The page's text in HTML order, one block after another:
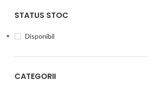
STATUS STOC
Disponibil
CATEGORII